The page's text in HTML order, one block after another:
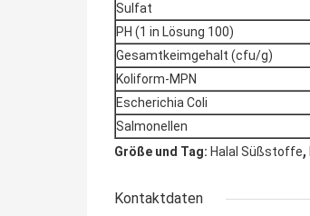
Sulfat
PH (1 in Lösung 100)
Gesamtkeimgehalt (cfu/g)
Koliform-MPN
Escherichia Coli
Salmonellen
Größe und Tag: Halal Süßstoffe,
Kontaktdaten